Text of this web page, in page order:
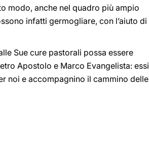
modo, anche nel quadro più ampio
infatti germogliare, con l’aiuto di
Sue cure pastorali possa essere
Apostolo e Marco Evangelista: essi
noi e accompagnino il cammino delle